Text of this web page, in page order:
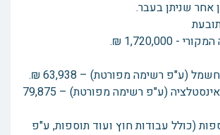
שניתן בעבר.
1,720,000 ₪.
רשימה מפורטת) – 63,938 ₪.
- תוספות אינסטלציה (ע"פ רשימה מפורטת) – 79,875
עבודות חוץ ועוד תוספות, ע"פ